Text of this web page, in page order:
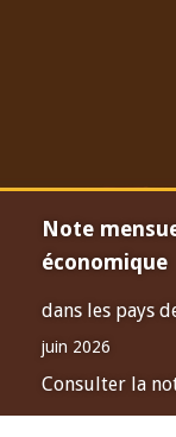
Note
économique
dans les pays
juin 2026
Consulter la